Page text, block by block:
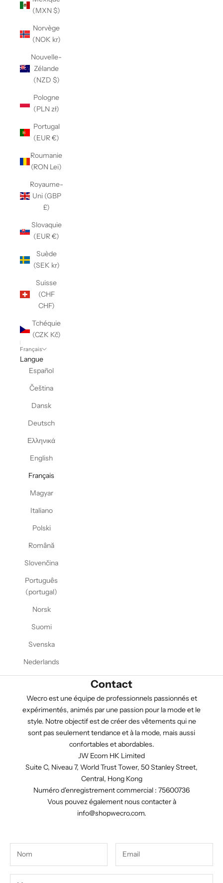
(MXN $)
Norvège
(NOK kr)
Nouvelle-
Zélande
(NZD $)
Pologne
(PLN zł)
Portugal
(EUR €)
Roumanie
(RON Lei)
Royaume-
Uni (GBP
£)
Slovaquie
(EUR €)
Suède
(SEK kr)
Suisse
(CHF
CHF)
Tchéquie
(CZK Kč)
Français
Langue
Español
Čeština
Dansk
Deutsch
Ελληνικά
English
Français
Magyar
Italiano
Polski
Română
Slovenčina
Português
(portugal)
Norsk
Suomi
Svenska
Nederlands
Contact
Wecro est une équipe de professionnels passionnés et
expérimentés, animés par une passion pour la mode et le
style. Notre objectif est de créer des vêtements qui ne
sont pas seulement tendance et à la mode, mais aussi
confortables et abordables.
JW Ecom HK Limited
Suite C, Niveau 7, World Trust Tower, 50 Stanley Street,
Central, Hong Kong
Numéro d'enregistrement commercial : 75600736
Vous pouvez également nous contacter à
info@shopwecro.com.